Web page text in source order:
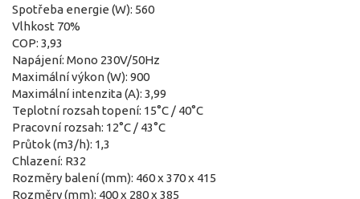
Spotřeba energie (W): 560
Vlhkost 70%
COP: 3,93
Napájení: Mono 230V/50Hz
Maximální výkon (W): 900
Maximální intenzita (A): 3,99
Teplotní rozsah topení: 15°C / 40°C
Pracovní rozsah: 12°C / 43°C
Průtok (m3/h): 1,3
Chlazení: R32
Rozměry balení (mm): 460 x 370 x 415
Rozměry (mm): 400 x 280 x 385